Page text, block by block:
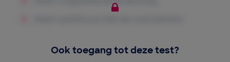
Ook toegang tot deze test?